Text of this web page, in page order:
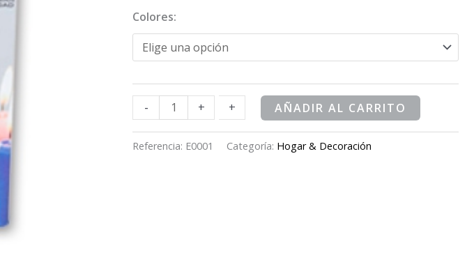
Colores:
--
25
unidades
cantidad
+ + AÑADIR AL CARRITO
Referencia: E0001 Categoría: Hogar & Decoración